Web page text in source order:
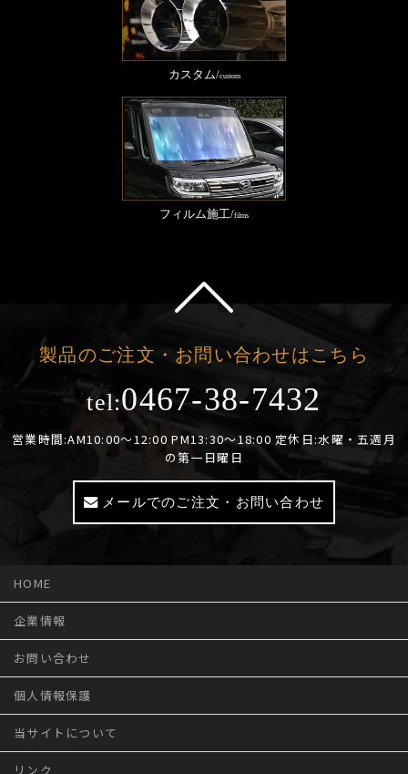
カスタム/custom
フィルム施工/films
製品のご注文・お問い合わせはこちら
tel:0467-38-7432
営業時間:AM10:00～12:00 PM13:30～18:00 定休日:水曜・五週月
の第一日曜日
メールでのご注文・お問い合わせ
HOME
企業情報
お問い合わせ
個人情報保護
当サイトについて
リンク